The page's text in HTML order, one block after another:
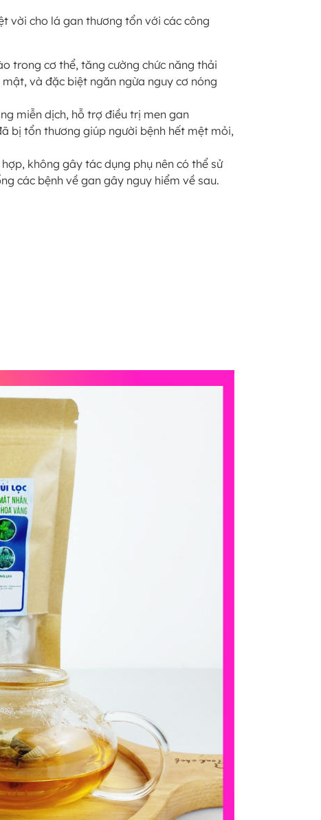
vời cho lá gan thương tổn với các công
trong cơ thể, tăng cường chức năng thải
và đặc biệt ngăn ngừa nguy cơ nóng
miễn dịch, hỗ trợ điều trị men gan
bị tổn thương giúp người bệnh hết mệt mỏi,
không gây tác dụng phụ nên có thể sử
các bệnh về gan gây nguy hiểm về sau.